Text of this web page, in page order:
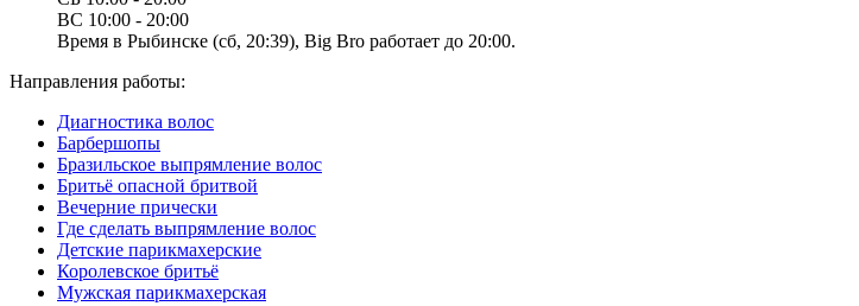
ВС 10:00 - 20:00
Время в Рыбинске (сб, 20:39), Big Bro работает до 20:00.
Направления работы:
Диагностика волос
Барбершопы
Бразильское выпрямление волос
Бритьё опасной бритвой
Вечерние прически
Где сделать выпрямление волос
Детские парикмахерские
Королевское бритьё
Мужская парикмахерская